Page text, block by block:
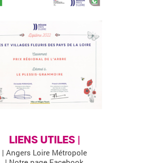
LIENS UTILES |
| Angers Loire Métropole